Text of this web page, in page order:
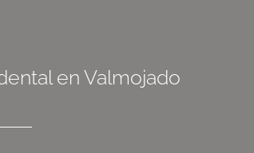
en Valmojado